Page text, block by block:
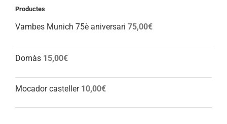
Productes
Vambes Munich 75è aniversari 75,00€
Domàs 15,00€
Mocador casteller 10,00€